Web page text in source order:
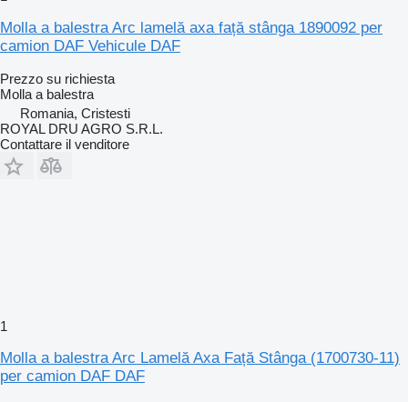
Molla a balestra Arc lamelă axa față stânga 1890092 per
camion DAF Vehicule DAF
Prezzo su richiesta
Molla a balestra
Romania, Cristesti
ROYAL DRU AGRO S.R.L.
Contattare il venditore
1
Molla a balestra Arc Lamelă Axa Față Stânga (1700730-11)
per camion DAF DAF